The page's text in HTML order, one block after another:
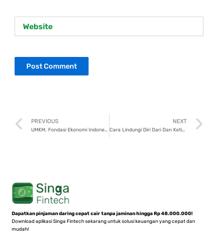
Prev
PREVIOUS
UMKM, Fondasi Ekonomi Indonesia yang Menguatkan Bisnis Lokal!
NEXT
Cara Lindungi Diri Dari Dan Ketika Terkena Penipuan Hapus Data
Dapatkan pinjaman daring cepat cair tanpa jaminan hingga Rp 48.000.000!
Download aplikasi Singa Fintech sekarang untuk solusi keuangan yang cepat dan
mudah!